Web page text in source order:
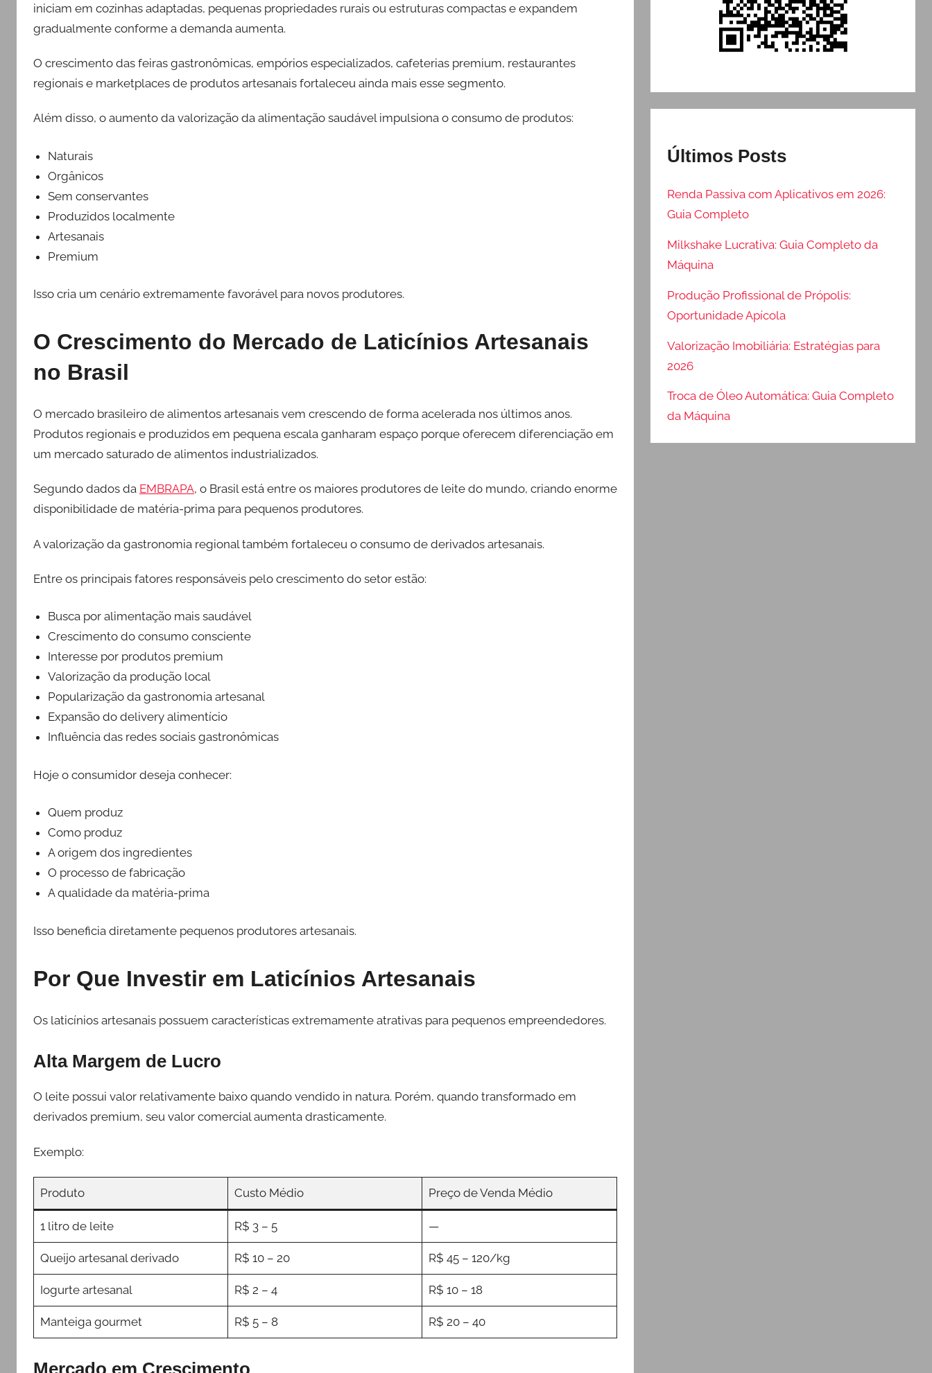
iniciam em cozinhas adaptadas, pequenas propriedades rurais ou estruturas compactas e expandem
gradualmente conforme a demanda aumenta.
O crescimento das feiras gastronômicas, empórios especializados, cafeterias premium, restaurantes
regionais e marketplaces de produtos artesanais fortaleceu ainda mais esse segmento.
Além disso, o aumento da valorização da alimentação saudável impulsiona o consumo de produtos:
Naturais
Orgânicos
Sem conservantes
Produzidos localmente
Artesanais
Premium
Isso cria um cenário extremamente favorável para novos produtores.
O Crescimento do Mercado de Laticínios Artesanais
no Brasil
O mercado brasileiro de alimentos artesanais vem crescendo de forma acelerada nos últimos anos.
Produtos regionais e produzidos em pequena escala ganharam espaço porque oferecem diferenciação em
um mercado saturado de alimentos industrializados.
Segundo dados da EMBRAPA, o Brasil está entre os maiores produtores de leite do mundo, criando enorme
disponibilidade de matéria-prima para pequenos produtores.
A valorização da gastronomia regional também fortaleceu o consumo de derivados artesanais.
Entre os principais fatores responsáveis pelo crescimento do setor estão:
Busca por alimentação mais saudável
Crescimento do consumo consciente
Interesse por produtos premium
Valorização da produção local
Popularização da gastronomia artesanal
Expansão do delivery alimentício
Influência das redes sociais gastronômicas
Hoje o consumidor deseja conhecer:
Quem produz
Como produz
A origem dos ingredientes
O processo de fabricação
A qualidade da matéria-prima
Isso beneficia diretamente pequenos produtores artesanais.
Por Que Investir em Laticínios Artesanais
Os laticínios artesanais possuem características extremamente atrativas para pequenos empreendedores.
Alta Margem de Lucro
O leite possui valor relativamente baixo quando vendido in natura. Porém, quando transformado em
derivados premium, seu valor comercial aumenta drasticamente.
Exemplo:
Produto Custo Médio Preço de Venda Médio
1 litro de leite R$ 3 – 5 —
Queijo artesanal derivado R$ 10 – 20 R$ 45 – 120/kg
Iogurte artesanal R$ 2 – 4 R$ 10 – 18
Manteiga gourmet R$ 5 – 8 R$ 20 – 40
Mercado em Crescimento
Últimos Posts
Renda Passiva com Aplicativos em 2026:
Guia Completo
Milkshake Lucrativa: Guia Completo da
Máquina
Produção Profissional de Própolis:
Oportunidade Apícola
Valorização Imobiliária: Estratégias para
2026
Troca de Óleo Automática: Guia Completo
da Máquina